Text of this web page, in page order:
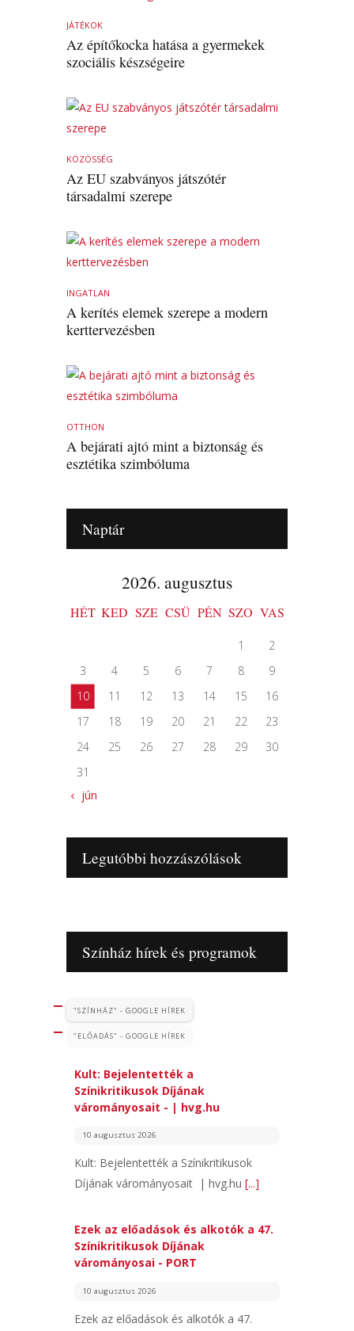
JÁTÉKOK
Az építőkocka hatása a gyermekek
szociális készségeire
KÖZÖSSÉG
Az EU szabványos játszótér
társadalmi szerepe
INGATLAN
A kerítés elemek szerepe a modern
kerttervezésben
OTTHON
A bejárati ajtó mint a biztonság és
esztétika szimbóluma
Naptár
2026. augusztus
HÉT KED SZE CSÜ PÉN SZO VAS
1
2
3
4 5 6 7 8
9
10
11 12 13 14 15
16
17
18 19 20 21 22
23
24
25 26 27 28 29
30
31
« jún
Legutóbbi hozzászólások
Színház hírek és programok
"SZÍNHÁZ" - GOOGLE HÍREK
"ELŐADÁS" - GOOGLE HÍREK
Kult: Bejelentették a
Színikritikusok Díjának
várományosait - | hvg.hu
10 augusztus 2026
Kult: Bejelentették a Színikritikusok
Díjának várományosait | hvg.hu [...]
Ezek az előadások és alkotók a 47.
Színikritikusok Díjának
várományosai - PORT
10 augusztus 2026
Ezek az előadások és alkotók a 47.